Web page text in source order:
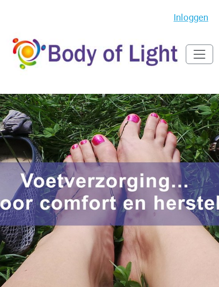
Inloggen